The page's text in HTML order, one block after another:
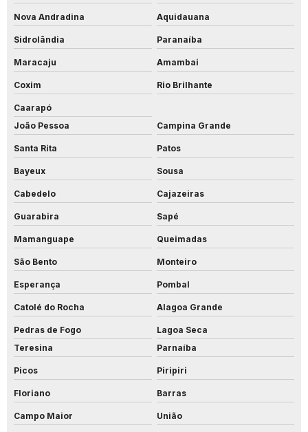
Nova Andradina Aquidauana
Sidrolândia Paranaíba
Maracaju Amambai
Coxim Rio Brilhante
Caarapó
João Pessoa
Campina Grande
Santa Rita Patos
Bayeux Sousa
Cabedelo Cajazeiras
Guarabira Sapé
Mamanguape Queimadas
São Bento Monteiro
Esperança Pombal
Catolé do Rocha Alagoa Grande
Pedras de Fogo
Lagoa Seca
Teresina
Parnaíba
Picos Piripiri
Floriano Barras
Campo Maior União